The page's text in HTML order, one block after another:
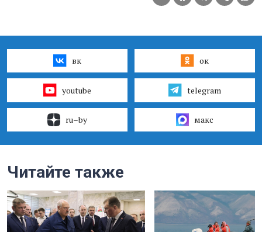
вк ок
youtube telegram
ru–by макс
Читайте также